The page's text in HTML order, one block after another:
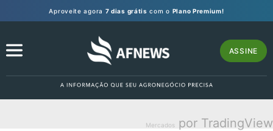
Aproveite agora 7 dias grátis com o Plano Premium!
ASSINE
Mercados por TradingView